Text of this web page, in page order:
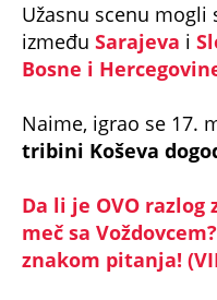
Užasnu scenu
između Sarajeva i
Bosne i
Naime, igrao se 17.
tribini Koševa
Da li je OVO
meč sa
znakom pitanja!